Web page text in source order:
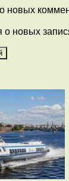
новых
новых